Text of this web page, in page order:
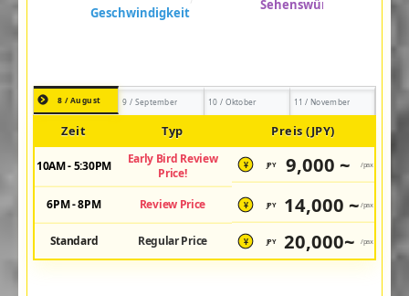
8 / August 9 / September 10 / Oktober 11 / November
Zeit Typ Preis (JPY)
10AM - 5:30PM
Early Bird Review
Price!
¥ JPY 9,000 ~ /pax
6PM - 8PM Review Price ¥ JPY 14,000 ~ /pax
Standard Regular Price ¥ JPY 20,000~ /pax